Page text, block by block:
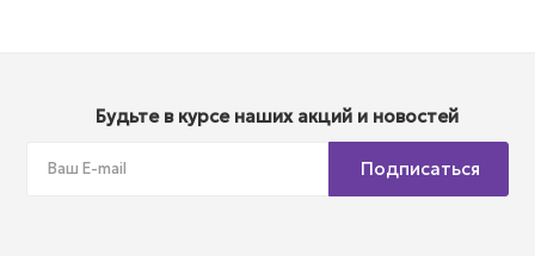
Будьте в курсе наших акций и новостей
Подписаться